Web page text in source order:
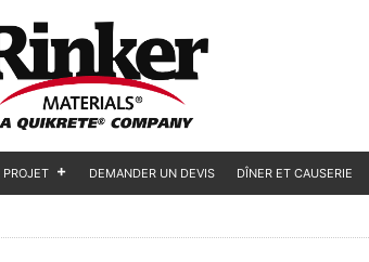
PROJET DEMANDER UN DEVIS DÎNER ET CAUSERIE